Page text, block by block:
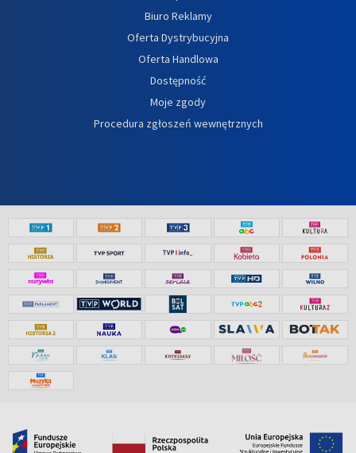
Biuro Reklamy
Oferta Dystrybucyjna
Oferta Handlowa
Dostępność
Moje zgody
Procedura zgłoszeń wewnętrznych